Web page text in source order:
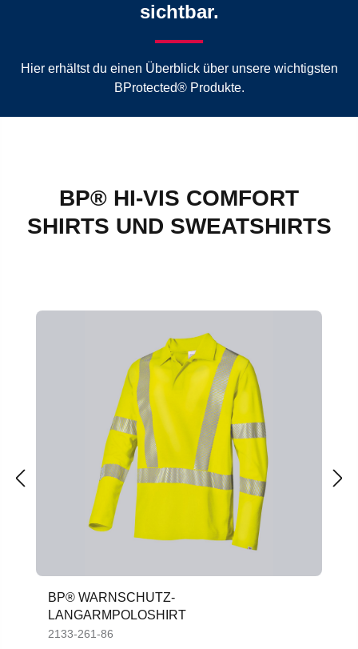
sichtbar.
Hier erhältst du einen Überblick über unsere wichtigsten
BProtected® Produkte.
BP® HI-VIS COMFORT
SHIRTS UND SWEATSHIRTS
BP® WARNSCHUTZ-
LANGARMPOLOSHIRT
2133-261-86